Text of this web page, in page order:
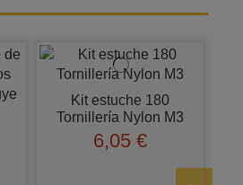
Kit estuche 180
Tornillería Nylon M3
6,05 €